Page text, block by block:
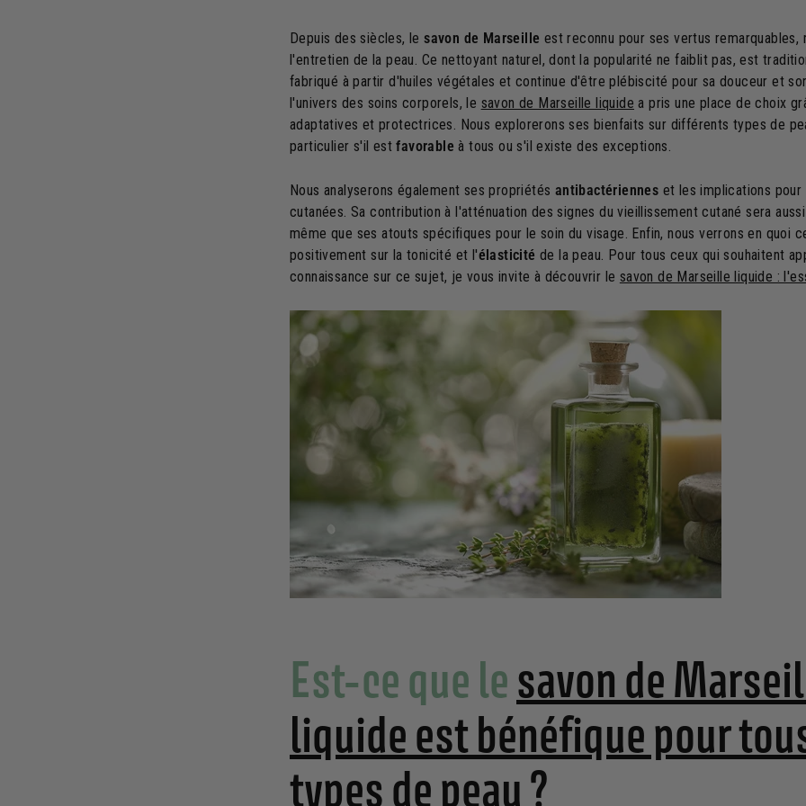
Depuis des siècles, lesavon de Marseille est reconnu pour ses vertus remarquables,
l'entretien de la peau. Ce nettoyant naturel, dont la popularité ne faiblit pas, est
fabriqué à partir d'huiles végétales et continue d'être plébiscité pour sa douceur et
l'univers des soins corporels, le savon de Marseille liquide a pris une place de choix
adaptatives et protectrices. Nous explorerons ses bienfaits sur différents types de
particulier s'il estfavorable à tous ou s'il existe des exceptions.
Nous analyserons également ses propriétés antibactériennes et les implications
cutanées. Sa contribution à l'atténuation des signes du vieillissement cutané sera
même que ses atouts spécifiques pour le soin du visage. Enfin, nous verrons en quoi
positivement sur la tonicité et l'élasticité de la peau. Pour tous ceux qui souhaitent
connaissance sur ce sujet, je vous invite à découvrir le savon de Marseille liquide :
Est-ce que lesavon de
liquide est bénéfique pour
types de peau ?